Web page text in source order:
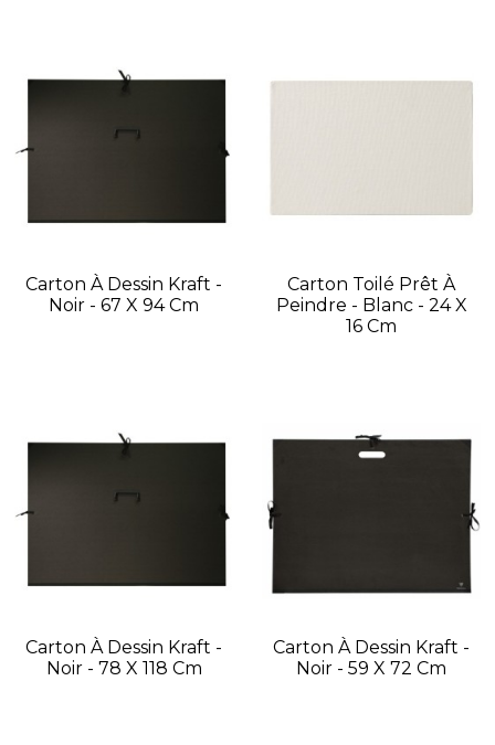
Carton À Dessin Kraft -
Noir - 67 X 94 Cm
Carton Toilé Prêt À
Peindre - Blanc - 24 X
16 Cm
Carton À Dessin Kraft -
Noir - 78 X 118 Cm
Carton À Dessin Kraft -
Noir - 59 X 72 Cm